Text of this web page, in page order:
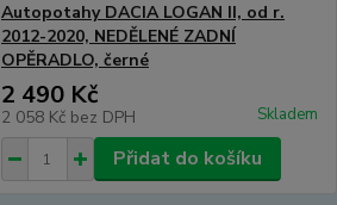
Autopotahy DACIA LOGAN II, od r.
2012-2020, NEDĚLENÉ ZADNÍ
OPĚRADLO, černé
2 490 Kč
2 058 Kč bez DPH Skladem
Přidat do košíku